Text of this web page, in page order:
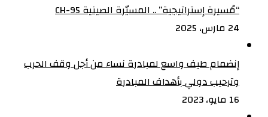
“مُسيرة إستراتيجية” .. المسيّرة الصينية CH-95
24 مارس، 2025
إنضمام طيف واسع لمبادرة نساء من أجل وقف الحرب
وترحيب دولي بأهداف المبادرة
16 مايو، 2023